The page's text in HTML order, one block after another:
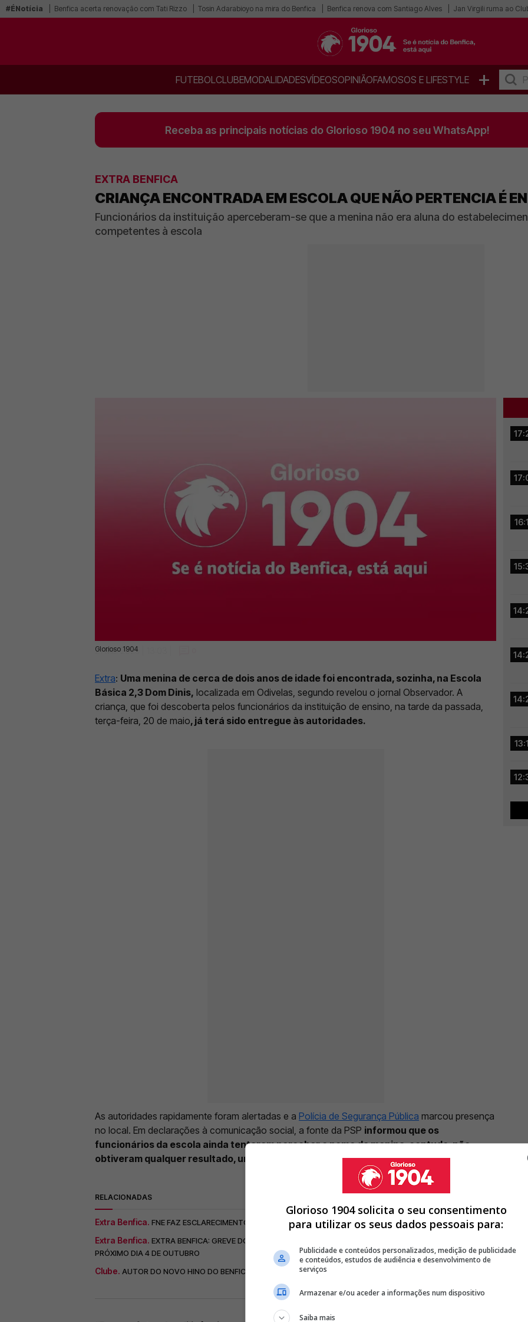
#ÉNotícia Benfica acerta renovação com Tati Rizzo Tosin Adarabioyo na mira do Benfica Benfica renova com Santiago Alves Jan Virgili ruma ao
FUTEBOLCLUBEMODALIDADESVÍDEOSOPINIÃOFAMOSOS E LIFESTYLE +
Receba as principais notícias do Glorioso 1904 no seu WhatsApp!
EXTRA BENFICA
CRIANÇA ENCONTRADA EM ESCOLA QUE NÃO PERTENCIA É
Funcionários da instituição aperceberam-se que a menina não era aluna do
competentes à escola
Glorioso 1904
21 Mai 2025 | 13:03 |
Extra: Uma menina de cerca de dois anos de idade foi encontrada, sozinha, na Escola
Básica 2,3 Dom Dinis, localizada em Odivelas, segundo revelou o jornal Observador. A
criança, que foi descoberta pelos funcionários da instituição de ensino, na tarde da passada,
terça-feira, 20 de maio, já terá sido entregue às autoridades.
As autoridades rapidamente foram alertadas e a Polícia de Segurança Pública marcou presença
no local. Em declarações à comunicação social, a fonte da PSP informou que os
funcionários da escola ainda tentaram perceber o nome da menina, contudo, não
obtiveram qualquer resultado, uma vez que a criança mal conseguia se expressar
RELACIONADAS
Extra Benfica. FNE FAZ ESCLARECIMENTO SOBRE OS RANKINGS DAS ESCOLAS
Extra Benfica. EXTRA BENFICA: GREVE DOS TRABALHADORES NÃO DOCENTES REALIZA-SE ESTA SEXTA E NO
PRÓXIMO DIA 4 DE OUTUBRO
Clube. AUTOR DO NOVO HINO DO BENFICA FOI PRESO
< >
Glorioso 1904 solicita o seu consentimento
para utilizar os seus dados pessoais para:
Publicidade e conteúdos personalizados, medição de publicidade
e conteúdos, estudos de audiência e desenvolvimento de
serviços
Armazenar e/ou aceder a informações num dispositivo
Saiba mais